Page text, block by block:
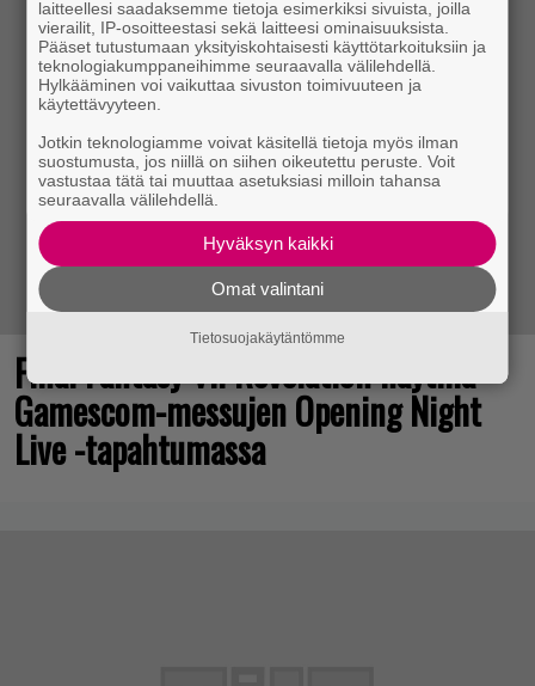
Final Fantasy VII Revelation näytillä
Gamescom-messujen Opening Night
Live -tapahtumassa
laitteellesi saadaksemme tietoja esimerkiksi sivuista, joilla
vierailit, IP-osoitteestasi sekä laitteesi ominaisuuksista.
Pääset tutustumaan yksityiskohtaisesti käyttötarkoituksiin ja
teknologiakumppaneihimme seuraavalla välilehdellä.
Hylkääminen voi vaikuttaa sivuston toimivuuteen ja
käytettävyyteen.
Jotkin teknologiamme voivat käsitellä tietoja myös ilman
suostumusta, jos niillä on siihen oikeutettu peruste. Voit
vastustaa tätä tai muuttaa asetuksiasi milloin tahansa
seuraavalla välilehdellä.
Hyväksyn kaikki
Omat valintani
Tietosuojakäytäntömme